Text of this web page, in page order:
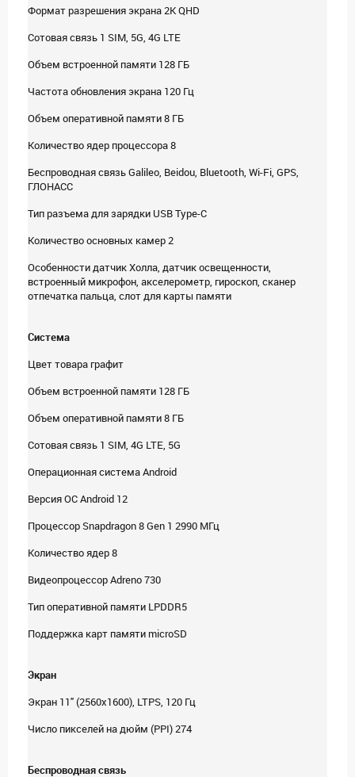
Формат разрешения экрана 2K QHD
Сотовая связь 1 SIM, 5G, 4G LTE
Объем встроенной памяти 128 ГБ
Частота обновления экрана 120 Гц
Объем оперативной памяти 8 ГБ
Количество ядер процессора 8
Беспроводная связь Galileo, Beidou, Bluetooth, Wi-Fi, GPS,
ГЛОНАСС
Тип разъема для зарядки USB Type-C
Количество основных камер 2
Особенности датчик Холла, датчик освещенности,
встроенный микрофон, акселерометр, гироскоп, cканер
отпечатка пальца, cлот для карты памяти
Система
Цвет товара графит
Объем встроенной памяти 128 ГБ
Объем оперативной памяти 8 ГБ
Сотовая связь 1 SIM, 4G LTE, 5G
Операционная система Android
Версия ОС Android 12
Процессор Snapdragon 8 Gen 1 2990 МГц
Количество ядер 8
Видеопроцессор Adreno 730
Тип оперативной памяти LPDDR5
Поддержка карт памяти microSD
Экран
Экран 11" (2560x1600), LTPS, 120 Гц
Число пикселей на дюйм (PPI) 274
Беспроводная связь